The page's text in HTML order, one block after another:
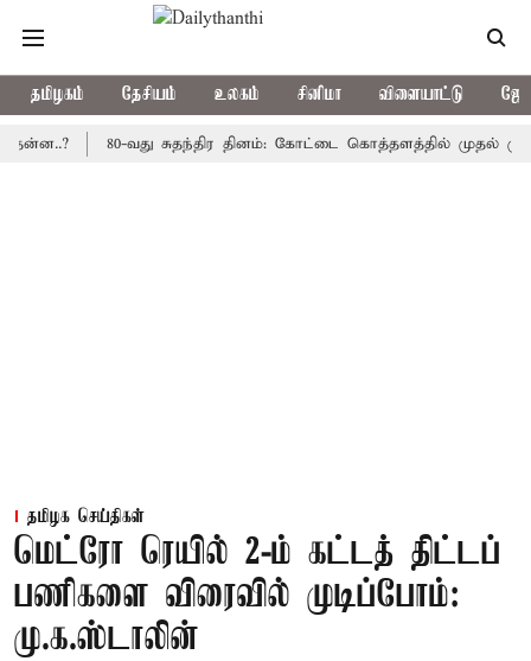
தமிழகம் தேசியம் உலகம் சினிமா விளையாட்டு
80-வது சுதந்திர தினம்: கோட்டை கொத்தளத்தில் முதல்
தமிழக செய்திகள்
மெட்ரோ ரெயில் 2-ம் கட்டத் திட்டப்
பணிகளை விரைவில் முடிப்போம்:
மு.க.ஸ்டாலின்